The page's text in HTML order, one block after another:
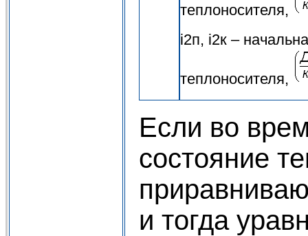
теплоносителя,
i2п, i2к –
теплоносителя,
Если во
состояние
и тогда